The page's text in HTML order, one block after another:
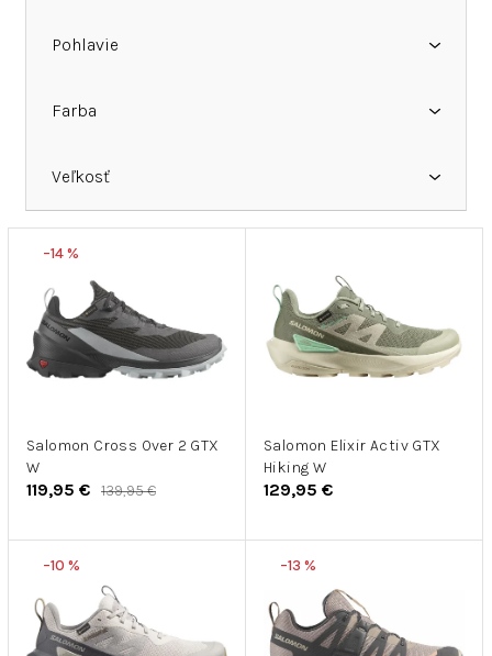
Pohlavie
Farba
Veľkosť
V
p
d
u
k
–14 %
Salomon Cross Over 2 GTX
W
119,95 € 139,95 €
Salomon Elixir Activ GTX
Hiking W
129,95 €
–10 % –13 %